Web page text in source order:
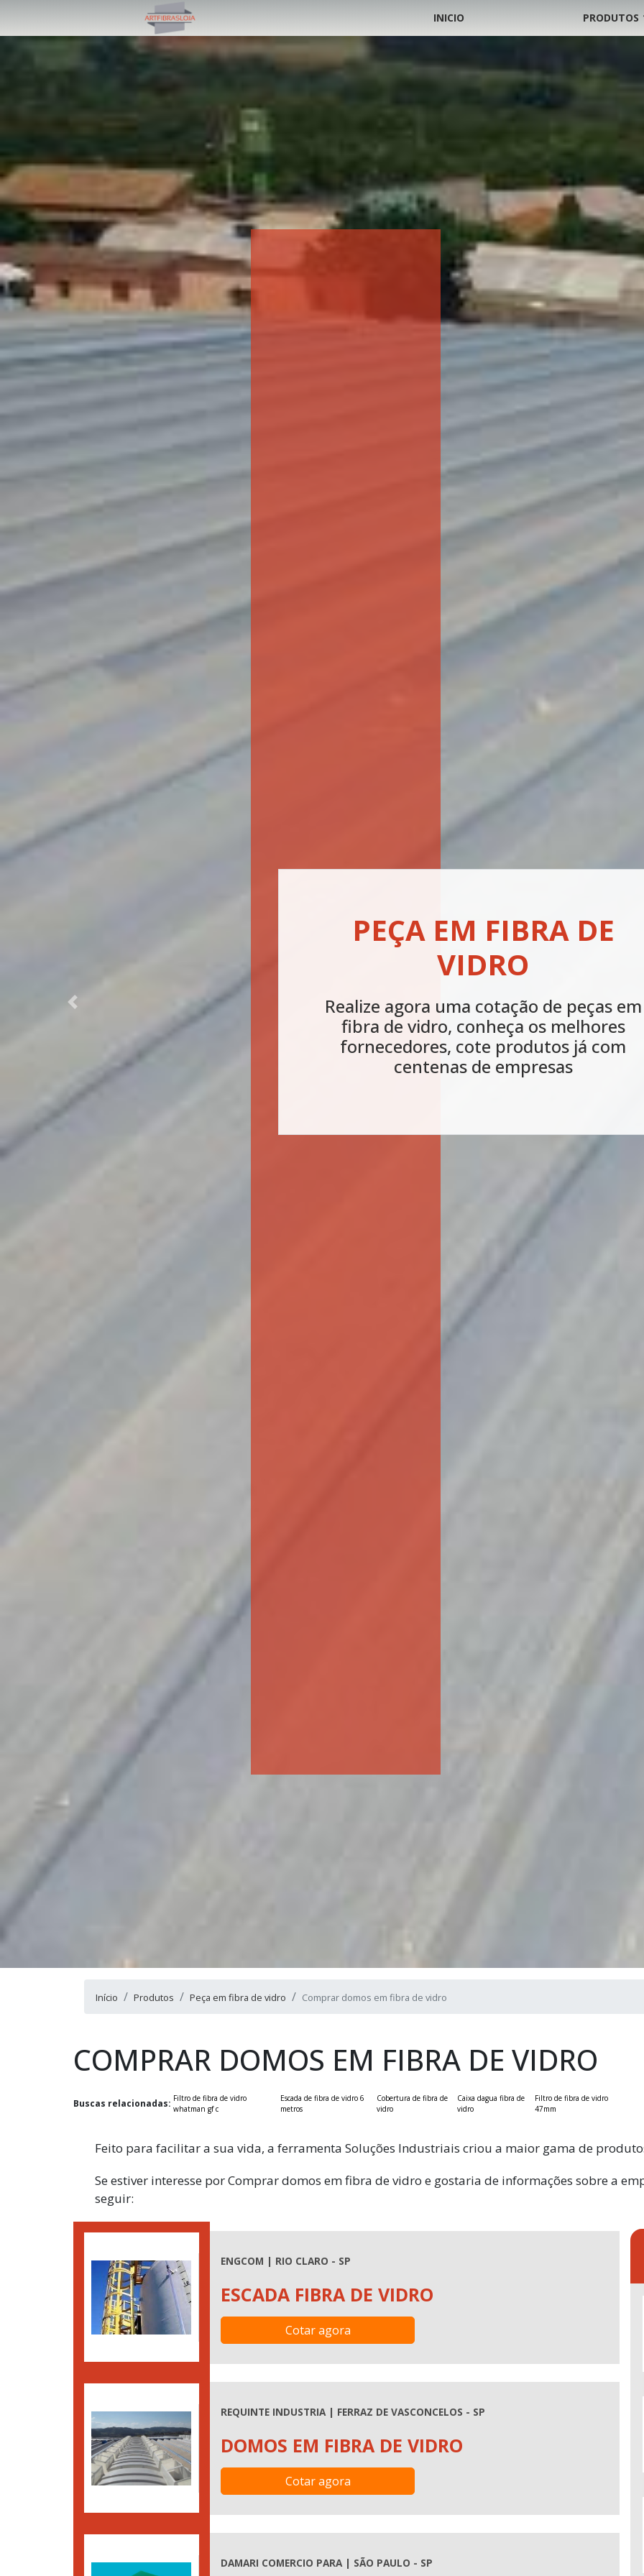
INICIO PRODUTOS
PEÇA EM FIBRA DE
VIDRO
Realize agora uma cotação de peças em
fibra de vidro, conheça os melhores
fornecedores, cote produtos já com
centenas de empresas
Previous
Início Produtos Peça em fibra de vidro Comprar domos em fibra de vidro
COMPRAR DOMOS EM FIBRA DE VIDRO
Buscas relacionadas: Filtro de fibra de vidro
whatman gf c
Escada de fibra de vidro 6
metros
Cobertura de fibra de
vidro
Caixa dagua fibra de
vidro
Filtro de fibra de vidro
47mm
Feito para facilitar a sua vida, a ferramenta Soluções Industriais criou a maior gama de
Se estiver interesse por Comprar domos em fibra de vidro e gostaria de informações sobre a
seguir:
ENGCOM | RIO CLARO - SP
ESCADA FIBRA DE VIDRO
Cotar agora
REQUINTE INDUSTRIA | FERRAZ DE VASCONCELOS - SP
DOMOS EM FIBRA DE VIDRO
Cotar agora
DAMARI COMERCIO PARA | SÃO PAULO - SP